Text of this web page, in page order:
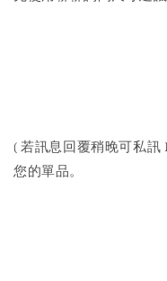
( 若訊息回覆稍晚可私訊
您的單品。